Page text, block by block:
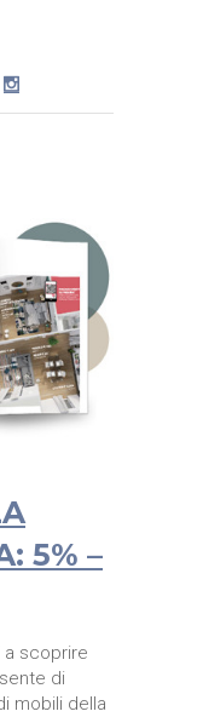
5% –
a scoprire
di
mobili della